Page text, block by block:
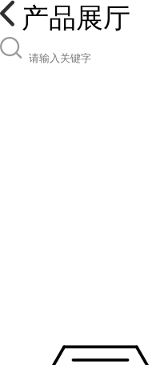
产品展厅